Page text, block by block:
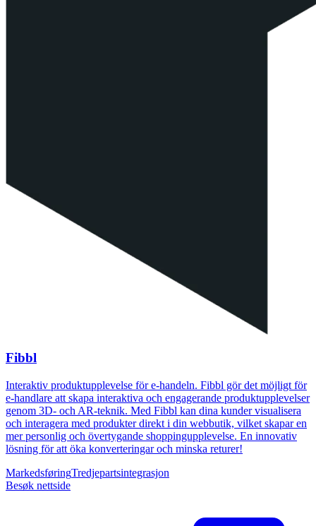
Fibbl
Interaktiv produktupplevelse för e-handeln. Fibbl gör det möjligt för
e-handlare att skapa interaktiva och engagerande produktupplevelser
genom 3D- och AR-teknik. Med Fibbl kan dina kunder visualisera
och interagera med produkter direkt i din webbutik, vilket skapar en
mer personlig och övertygande shoppingupplevelse. En innovativ
lösning för att öka konverteringar och minska returer!
MarkedsføringTredjepartsintegrasjon
Besøk nettside